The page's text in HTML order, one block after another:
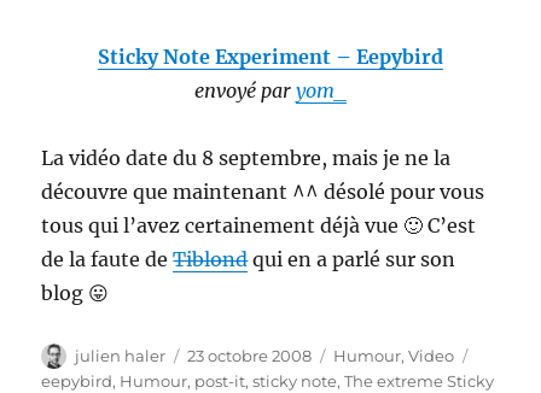
Sticky Note Experiment – Eepybird
envoyé par yom_
La vidéo date du 8 septembre, mais je ne la
découvre que maintenant ^^ désolé pour vous
tous qui l’avez certainement déjà vue 🙂 C’est
de la faute deTiblondqui en a parlé sur son
blog 😛
Auteur
julien haler
Publié
le
23 octobre 2008 Catégories
Humour,Video
eepybird, Humour, post-it,sticky note,The extreme Sticky